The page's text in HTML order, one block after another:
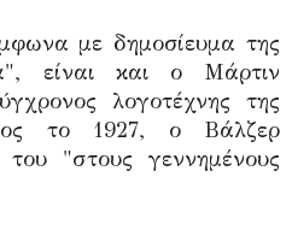
με δημοσίευμα της
είναι και ο Μάρτιν
λογοτέχνης της
το 1927, ο Βάλζερ
"στους γεννημένους